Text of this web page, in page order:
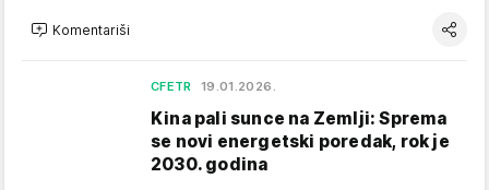
Komentariši
CFETR 19.01.2026.
Kina pali sunce na Zemlji: Sprema
se novi energetski poredak, rok je
2030. godina